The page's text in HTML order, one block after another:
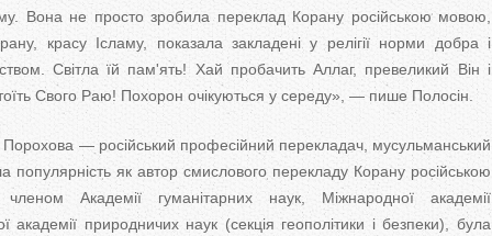
Вона не просто зробила переклад Корану російською мовою,
красу Ісламу, показала закладені у релігії норми добра і
Світла їй пам'ять! Хай пробачить Аллаг, превеликий Він і
Свого Раю! Похорон очікуються у середу», — пише Полосін.
— російський професійний перекладач, мусульманський
популярність як автор смислового перекладу Корану російською
Академії гуманітарних наук, Міжнародної академії
академії природничих наук (секція геополітики і безпеки), була